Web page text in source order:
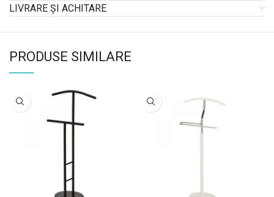
LIVRARE ȘI ACHITARE
PRODUSE SIMILARE